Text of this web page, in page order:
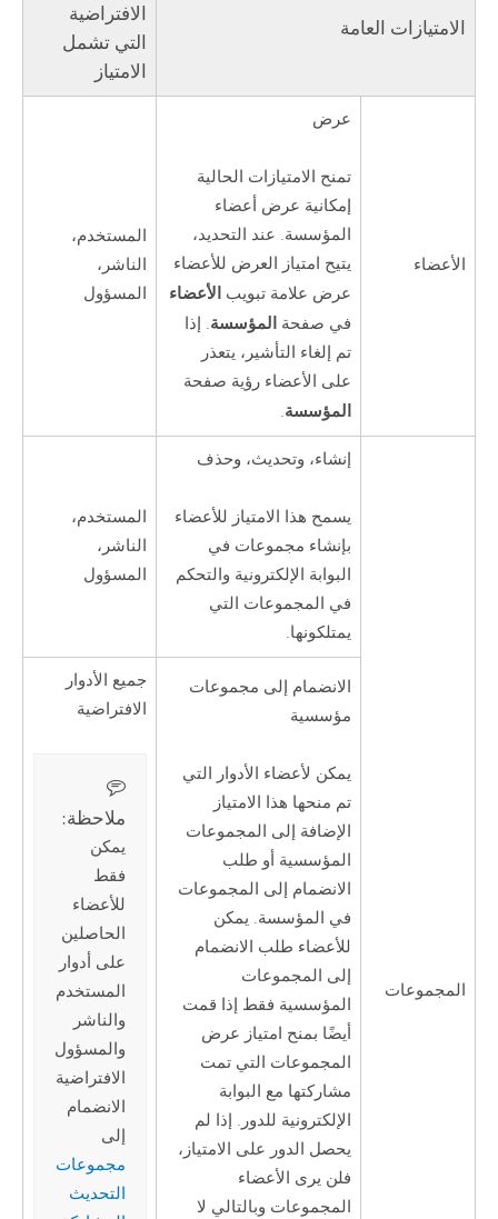
الامتيازات العامة
الافتراضية
التي تشمل
الامتياز
الأعضاء
عرض
تمنح الامتيازات الحالية
إمكانية عرض أعضاء
المؤسسة. عند التحديد،
يتيح امتياز العرض للأعضاء
عرض علامة تبويب الأعضاء
في صفحة المؤسسة. إذا
تم إلغاء التأشير، يتعذر
على الأعضاء رؤية صفحة
المؤسسة.
المستخدم،
الناشر،
المسؤول
المجموعات
إنشاء، وتحديث، وحذف
يسمح هذا الامتياز للأعضاء
بإنشاء مجموعات في
البوابة الإلكترونية والتحكم
في المجموعات التي
يمتلكونها.
المستخدم،
الناشر،
المسؤول
الانضمام إلى مجموعات
مؤسسية
يمكن لأعضاء الأدوار التي
تم منحها هذا الامتياز
الإضافة إلى المجموعات
المؤسسية أو طلب
الانضمام إلى المجموعات
في المؤسسة. يمكن
للأعضاء طلب الانضمام
إلى المجموعات
المؤسسية فقط إذا قمت
أيضًا بمنح امتياز عرض
المجموعات التي تمت
مشاركتها مع البوابة
الإلكترونية للدور. إذا لم
يحصل الدور على الامتياز،
فلن يرى الأعضاء
المجموعات وبالتالي لا
جميع الأدوار
الافتراضية
ملاحظة:‏
يمكن
فقط
للأعضاء
الحاصلين
على أدوار
المستخدم
والناشر
والمسؤول
الافتراضية
الانضمام
إلى
مجموعات
التحديث